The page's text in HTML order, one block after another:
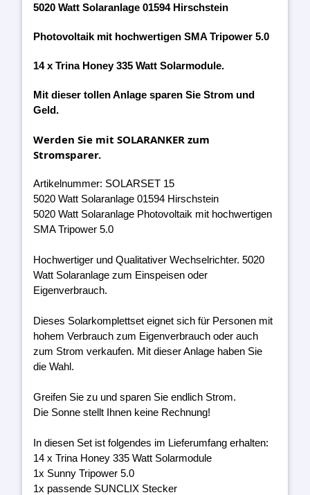
5020 Watt Solaranlage 01594 Hirschstein
Photovoltaik mit hochwertigen SMA Tripower 5.0
14 x Trina Honey 335 Watt Solarmodule.
Mit dieser tollen Anlage sparen Sie Strom und
Geld.
Werden Sie mit SOLARANKER zum
Stromsparer.
Artikelnummer: SOLARSET 15
5020 Watt Solaranlage 01594 Hirschstein
5020 Watt Solaranlage Photovoltaik mit hochwertigen
SMA Tripower 5.0
Hochwertiger und Qualitativer Wechselrichter. 5020
Watt Solaranlage zum Einspeisen oder
Eigenverbrauch.
Dieses Solarkomplettset eignet sich für Personen mit
hohem Verbrauch zum Eigenverbrauch oder auch
zum Strom verkaufen. Mit dieser Anlage haben Sie
die Wahl.
Greifen Sie zu und sparen Sie endlich Strom.
Die Sonne stellt Ihnen keine Rechnung!
In diesen Set ist folgendes im Lieferumfang erhalten:
14 x Trina Honey 335 Watt Solarmodule
1x Sunny Tripower 5.0
1x passende SUNCLIX Stecker